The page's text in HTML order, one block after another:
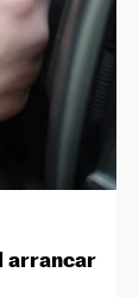
arrancar